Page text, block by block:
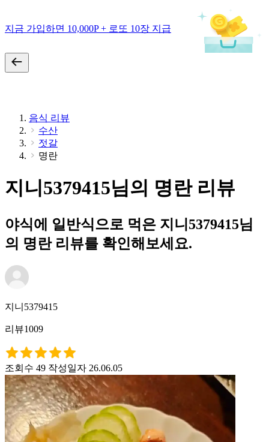
지금 가입하면 10,000P + 로또 10장 지급
음식 리뷰
수산
젓갈
명란
지니5379415님의 명란 리뷰
야식에 일반식으로 먹은 지니5379415님
의 명란 리뷰를 확인해보세요.
지니5379415
리뷰1009
조회수 49 작성일자 26.06.05